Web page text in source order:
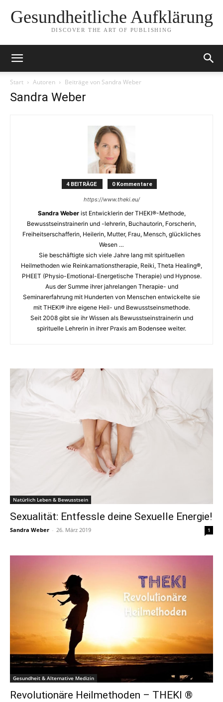
Gesundheitliche Aufklärung
DISCOVER THE ART OF PUBLISHING
Start Autoren Beiträge von Sandra Weber
Sandra Weber
4 BEITRÄGE 0 Kommentare
https://www.theki.eu/
Sandra Weberist Entwicklerin der THEKI®-Methode,
Bewusstseinstrainerin und -lehrerin, Buchautorin, Forscherin,
Freiheitserschafferin, Heilerin, Mutter, Frau, Mensch, glückliches
Wesen …
Sie beschäftigte sich viele Jahre lang mit spirituellen
Heilmethoden wie Reinkarnationstherapie, Reiki, Theta Healing®,
PHEET (Physio-Emotional-Energetische Therapie) und Hypnose.
Aus der Summe ihrer jahrelangen Therapie- und
Seminarerfahrung mit Hunderten von Menschen entwickelte sie
mit THEKI® ihre eigene Heil- und Bewusstseinsmethode.
Seit 2008 gibt sie ihr Wissen als Bewusstseinstrainerin und
spirituelle Lehrerin in ihrer Praxis am Bodensee weiter.
Natürlich Leben & Bewusstsein
Sexualität: Entfessle deine Sexuelle Energie!
Sandra Weber - 26. März 2019 1
Gesundheit & Alternative Medizin
Revolutionäre Heilmethoden – THEKI ®